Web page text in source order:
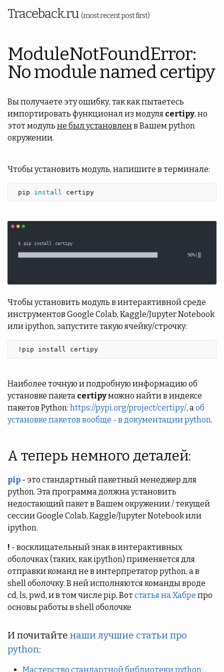
Traceback.ru (most recent post first)
ModuleNotFoundError:
No module named certipy
Вы получаете эту ошибку, так как пытаетесь
импортировать функционал из модуля certipy, но
этот модуль не был установленв Вашем python
окружении.
Чтобы установить модуль, напишите в терминале:
pip install certipy
Чтобы установить модуль в интерактивной среде
инструментов Google Colab, Kaggle/Jupyter Notebook
или ipython, запустите такую ячейку/строчку:
!pip install certipy
Наиболее точную и подробную информацию об
установке пакета certipyможно найти в индексе
пакетов Python: https://pypi.org/project/certipy/, аоб
установке пакетов вообще - в документации python.
А теперь немного деталей:
pip - это стандартный пакетный менеджер для
python. Эта программа должна установить
недостающий пакет в Вашем окружении / текущей
сессии Google Colab, Kaggle/Jupyter Notebook или
ipython.
! - восклицательный знак в интерактивных
оболочках (таких, как ipython) применяется для
отправки команд не в интерпретатор python, а в
shell оболочку. В ней исполняются команды вроде
cd, ls, pwd, и в том числе pip. Вотстатья на Хабре про
основы работы в shell оболочке
И почитайте наши лучшие статьи про
python:
Мастерство стандартной библиотеки python: